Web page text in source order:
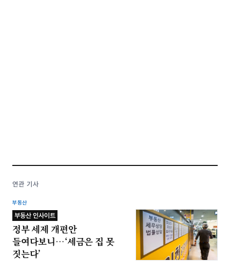
연관 기사
부동산
부동산 인사이트
정부 세제 개편안
들여다보니…‘세금은 집 못
짓는다’